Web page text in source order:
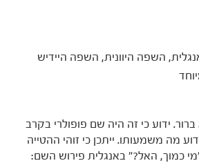
השפה היוונית, השפה היידיש
ידוע כי זה היה שם פופולרי בקרב
מה משמעותו. ייתכן כי זוהי ההטייה
כמוך, האל?" באנגלית פירוש השם: